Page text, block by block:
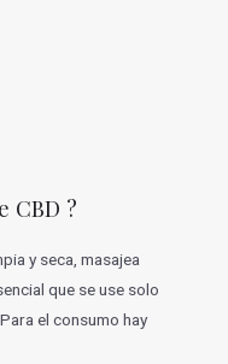
CBD ?
y seca, masajea
que se use solo
el consumo hay